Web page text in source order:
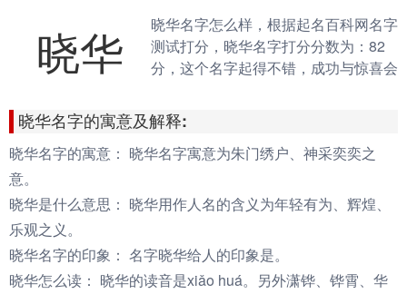
晓华
晓华名字怎么样，根据起名百科网名字
测试打分，晓华名字打分分数为：82
分，这个名字起得不错，成功与惊喜会
上为很棒的名字，80-90分为很好的名
字，70分以下为不好的名字）
晓华名字的寓意及解释:
晓华名字的寓意： 晓华名字寓意为朱门绣户、神采奕奕之
意。
晓华是什么意思： 晓华用作人名的含义为年轻有为、辉煌、
乐观之义。
晓华名字的印象： 名字晓华给人的印象是。
晓华怎么读： 晓华的读音是xiǎo huá。另外潇铧、铧霄、华